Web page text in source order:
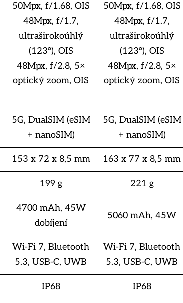
50Mpx, f/1.68, OIS
48Mpx, f/1.7,
ultraširokoúhlý
(123°), OIS
48Mpx, f/2.8, 5×
optický zoom, OIS
50Mpx, f/1.68, OIS
48Mpx, f/1.7,
ultraširokoúhlý
(123°), OIS
48Mpx, f/2.8, 5×
optický zoom, OIS
5G, DualSIM (eSIM
+ nanoSIM)
5G, DualSIM (eSIM
+ nanoSIM)
153 x 72 x 8,5 mm 163 x 77 x 8,5 mm
199 g 221 g
4700 mAh, 45W
dobíjení
5060 mAh, 45W
Wi-Fi 7, Bluetooth
5.3, USB-C, UWB
Wi-Fi 7, Bluetooth
5.3, USB-C, UWB
IP68 IP68